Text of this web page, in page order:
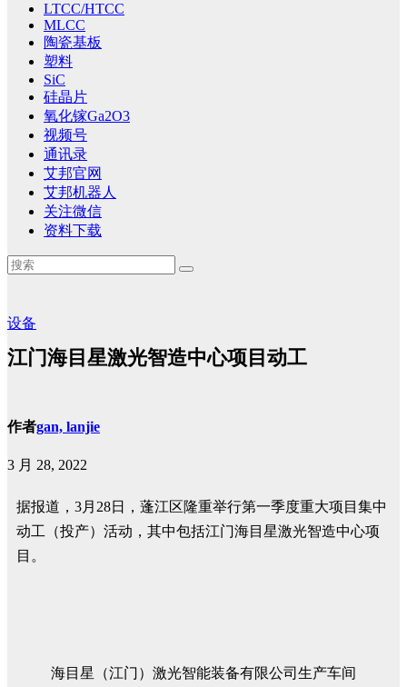
LTCC/HTCC
MLCC
陶瓷基板
塑料
SiC
硅晶片
氧化镓Ga2O3
视频号
通讯录
艾邦官网
艾邦机器人
关注微信
资料下载
设备
江门海目星激光智造中心项目动工
作者gan, lanjie
3 月 28, 2022
据报道，3月28日，蓬江区隆重举行第一季度重大项目集中
动工（投产）活动，其中包括江门海目星激光智造中心项
目。
海目星（江门）激光智能装备有限公司生产车间